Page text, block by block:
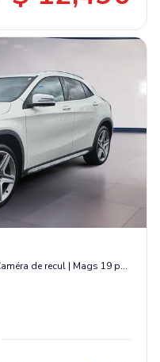
GLA 250 4matic | Jamais accidenté | Caméra de recul | Mags 19 pouces